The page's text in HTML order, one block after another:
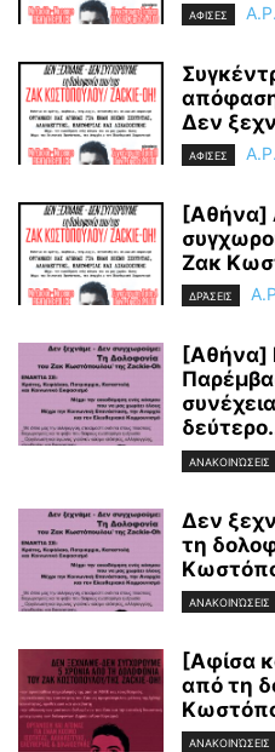
ΑΦΙΣΕΣ
Δεν
ΑΦΙΣΕΣ
[Αθήνα]
Ζακ
ΔΡΆΣΕΙΣ
[Αθήνα]
ΑΝΑΚΟΙΝΏΣΕΙΣ
Δεν
τη
ΑΝΑΚΟΙΝΏΣΕΙΣ
[Αφίσα
από τη
ΑΝΑΚΟΙΝΏΣΕΙΣ